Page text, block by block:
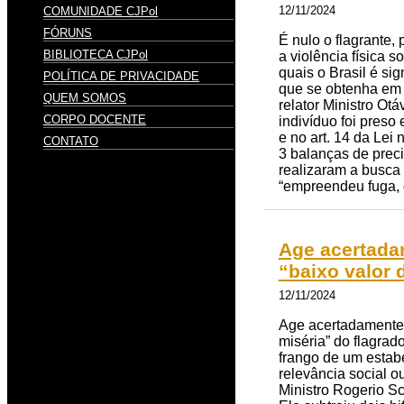
COMUNIDADE CJPol
FÓRUNS
BIBLIOTECA CJPol
POLÍTICA DE PRIVACIDADE
QUEM SOMOS
CORPO DOCENTE
CONTATO
12/11/2024
É nulo o flagrante,
a violência física
quais o Brasil é
que se obtenha
relator Ministro
indivíduo foi preso
e no art. 14 da Lei
3 balanças de
realizaram a
“empreendeu
Age
“baixo valor
12/11/2024
Age
miséria” do
frango de um
relevância social
Ministro Rogerio